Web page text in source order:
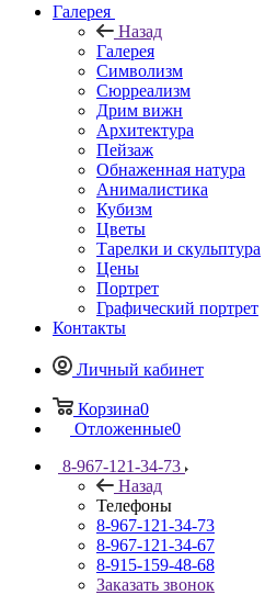
Галерея
Назад
Галерея
Символизм
Сюрреализм
Дрим вижн
Архитектура
Пейзаж
Обнаженная натура
Анималистика
Кубизм
Цветы
Тарелки и скульптура
Цены
Портрет
Графический портрет
Контакты
Личный кабинет
Корзина0
Отложенные0
8-967-121-34-73
Назад
Телефоны
8-967-121-34-73
8-967-121-34-67
8-915-159-48-68
Заказать звонок